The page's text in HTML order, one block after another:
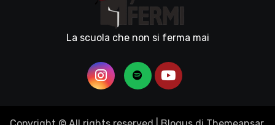
La scuola che non si ferma mai